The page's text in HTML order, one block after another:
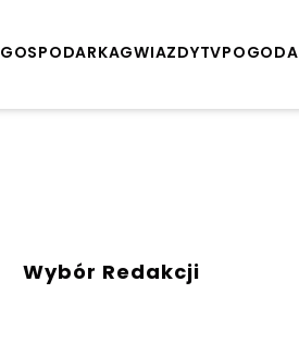
GOSPODARKAGWIAZDYTVPOGODA
Wybór Redakcji